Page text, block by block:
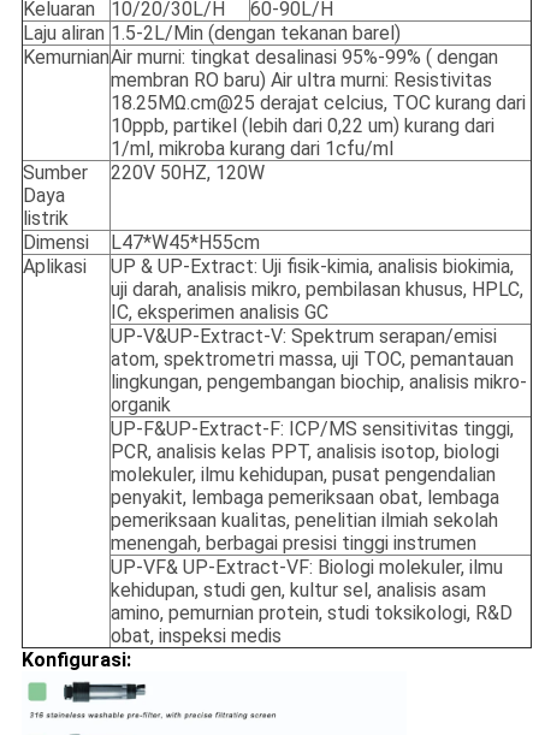
Keluaran 10/20/30L/H
60-90L/H
Laju aliran 1.5-2L/Min (dengan tekanan barel)
KemurnianAir murni: tingkat desalinasi 95%-99% ( dengan
membran RO baru) Air ultra murni: Resistivitas
18.25MΩ.cm@25 derajat celcius, TOC kurang dari
10ppb, partikel (lebih dari 0,22 um) kurang dari
1/ml, mikroba kurang dari 1cfu/ml
Sumber
Daya
listrik
220V 50HZ, 120W
Dimensi
L47*W45*H55cm
Aplikasi
UP & UP-Extract: Uji fisik-kimia, analisis biokimia,
uji darah, analisis mikro, pembilasan khusus, HPLC,
IC, eksperimen analisis GC
UP-V&UP-Extract-V: Spektrum serapan/emisi
atom, spektrometri massa, uji TOC, pemantauan
lingkungan, pengembangan biochip, analisis mikro-
organik
UP-F&UP-Extract-F: ICP/MS sensitivitas tinggi,
PCR, analisis kelas PPT, analisis isotop, biologi
molekuler, ilmu kehidupan, pusat pengendalian
penyakit, lembaga pemeriksaan obat, lembaga
pemeriksaan kualitas, penelitian ilmiah sekolah
menengah, berbagai presisi tinggi instrumen
UP-VF& UP-Extract-VF: Biologi molekuler, ilmu
kehidupan, studi gen, kultur sel, analisis asam
amino, pemurnian protein, studi toksikologi, R&D
obat, inspeksi medis
Konfigurasi: